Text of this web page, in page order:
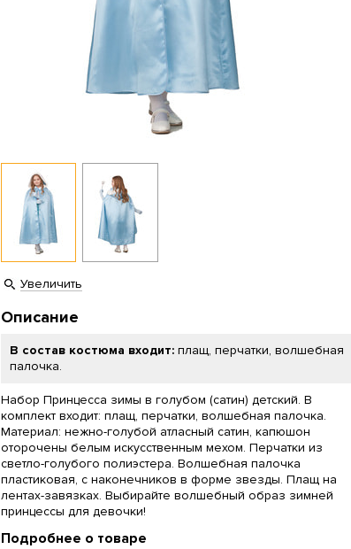
Увеличить
Описание
В состав костюма входит: плащ, перчатки, волшебная
палочка.
Набор Принцесса зимы в голубом (сатин) детский. В
комплект входит: плащ, перчатки, волшебная палочка.
Материал: нежно-голубой атласный сатин, капюшон
оторочены белым искусственным мехом. Перчатки из
светло-голубого полиэстера. Волшебная палочка
пластиковая, с наконечников в форме звезды. Плащ на
лентах-завязках. Выбирайте волшебный образ зимней
принцессы для девочки!
Подробнее о товаре